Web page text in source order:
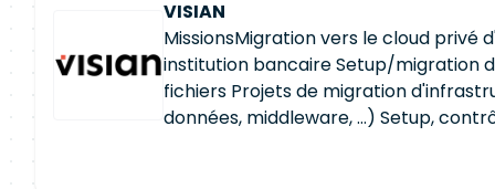
VISIAN
MissionsMigration vers le cloud privé
institution bancaire Setup/migration
fichiers Projets de migration
données, middleware, …) Setup,
place de KPIs Maintenance et